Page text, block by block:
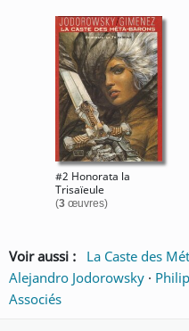
#2 Honorata la
Trisaïeule
(3œuvres)
Voir aussi : La Caste des
Alejandro Jodorowsky ·
Associés